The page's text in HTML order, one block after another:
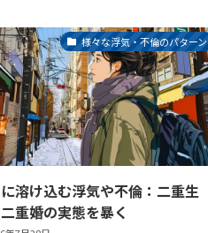
様々な浮気・不倫のパターン
溶け込む浮気や不倫：二重生
重婚の実態を暴く